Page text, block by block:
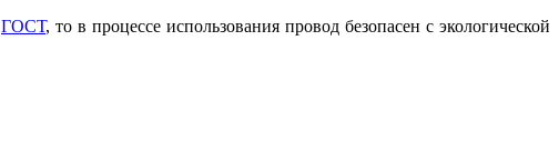
ГОСТ, то в процессе использования провод безопасен с экологической